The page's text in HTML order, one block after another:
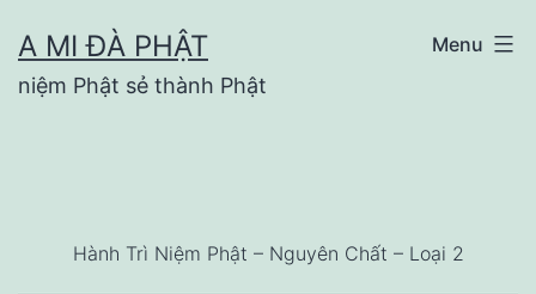
to
content
A MI ĐÀ PHẬT
niệm Phật sẻ thành Phật
Menu
Hành Trì Niệm Phật – Nguyên Chất – Loại 2